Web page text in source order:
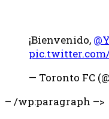
¡Bienvenido,
— Toronto FC
– /wp:paragraph –>